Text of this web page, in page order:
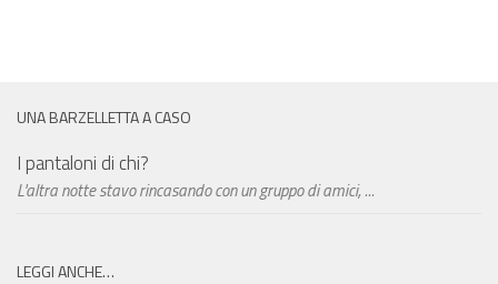
UNA BARZELLETTA A CASO
I pantaloni di chi?
L'altra notte stavo rincasando con un gruppo di amici, ...
LEGGI ANCHE…